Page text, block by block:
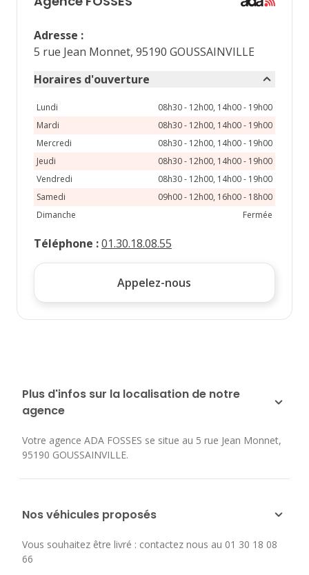
7
14
21 23 24 25
Adresse :
5 rue Jean Monnet, 95190 GOUSSAINVILLE
Horaires d'ouverture
Lundi
08h30 - 12h00, 14h00 - 19h00
Mardi
08h30 - 12h00, 14h00 - 19h00
Mercredi
08h30 - 12h00, 14h00 - 19h00
Jeudi
08h30 - 12h00, 14h00 - 19h00
Vendredi
08h30 - 12h00, 14h00 - 19h00
Samedi
09h00 - 12h00, 16h00 - 18h00
Dimanche
Fermée
Téléphone :01.30.18.08.55
Appelez-nous
Plus d'infos sur la localisation de notre
agence
Votre agence ADA FOSSES se situe au 5 rue Jean Monnet,
95190 GOUSSAINVILLE.
Nos véhicules proposés
Vous souhaitez être livré : contactez nous au 01 30 18 08
66